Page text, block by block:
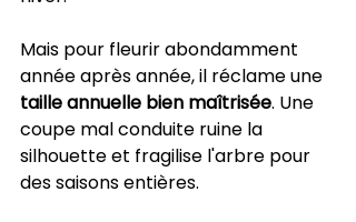
Mais pour fleurir abondamment
année après année, il réclame une
taille annuelle bien maîtrisée. Une
coupe mal conduite ruine la
silhouette et fragilise l'arbre pour
des saisons entières.